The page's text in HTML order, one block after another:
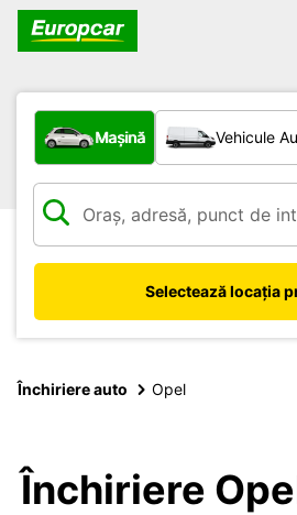
Ce tip de vehicul?
Mașină Vehicule
Selectează locația
Închiriere auto Opel
Închiriere